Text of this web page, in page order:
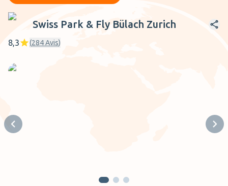
Swiss Park & Fly Bülach Zurich
Swiss Park & Fly Bülach Zurich
8,3 (284Avis)
Previous slide